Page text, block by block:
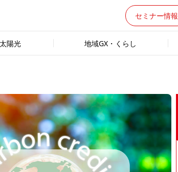
セミナー情報
陽光 地域GX・くらし